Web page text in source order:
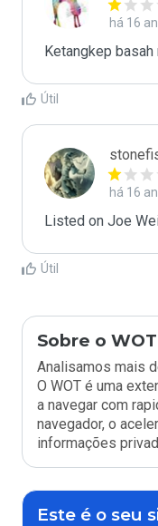
há 16
Ketangkep
Útil
há 16
Listed on Joe
Útil
Sobre o WOT
Analisamos mais
O WOT é uma
a navegar com
navegador, o
informações
Este é o seu